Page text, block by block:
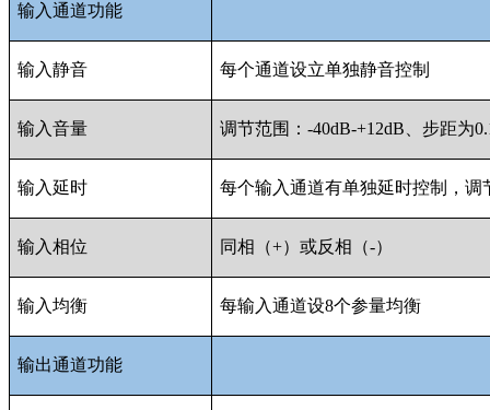
输入通道功能
输入静音 每个通道设立单独静音控制
输入音量 调节范围：-40dB-+12dB、步距为
输入延时 每个输入通道有单独延时控制，调
输入相位 同相（+）或反相（-）
输入均衡 每输入通道设8个参量均衡
输出通道功能